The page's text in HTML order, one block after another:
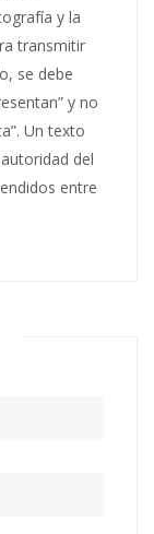
y la
transmitir
se debe
y no
Un texto
del
entre